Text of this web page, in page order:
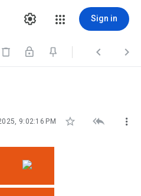
Sign in
  
9:02:16 PM   